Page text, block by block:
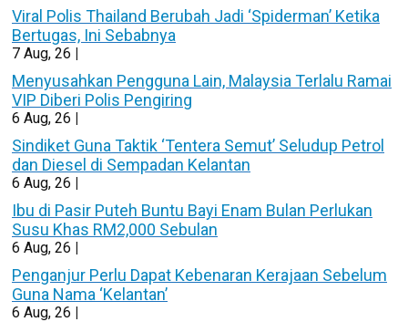
Viral Polis Thailand Berubah Jadi ‘Spiderman’ Ketika
Bertugas, Ini Sebabnya
7 Aug, 26 |
Menyusahkan Pengguna Lain, Malaysia Terlalu Ramai
VIP Diberi Polis Pengiring
6 Aug, 26 |
Sindiket Guna Taktik ‘Tentera Semut’ Seludup Petrol
dan Diesel di Sempadan Kelantan
6 Aug, 26 |
Ibu di Pasir Puteh Buntu Bayi Enam Bulan Perlukan
Susu Khas RM2,000 Sebulan
6 Aug, 26 |
Penganjur Perlu Dapat Kebenaran Kerajaan Sebelum
Guna Nama ‘Kelantan’
6 Aug, 26 |